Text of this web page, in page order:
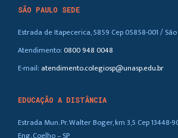
SÃO PAULO SEDE
Estrada de Itapecerica, 5859 Cep 05858-001 / São
Atendimento:0800 948 0048
E-mail: atendimento.colegiosp@unasp.edu.br
EDUCAÇÃO A DISTÂNCIA
Estrada Mun. Pr. Walter Boger, km 3,5 Cep 13448-